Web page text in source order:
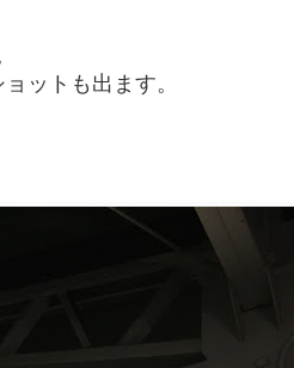
ットも出ます。